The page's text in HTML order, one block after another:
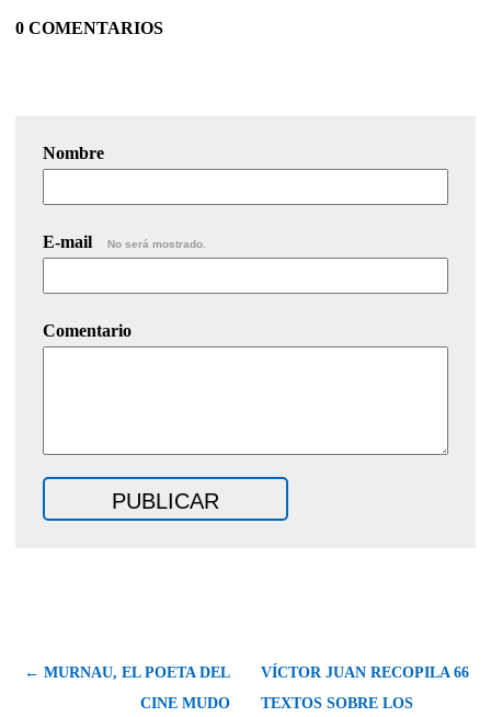
0 COMENTARIOS
Nombre
E-mail No será mostrado.
Comentario
← MURNAU, EL POETA DEL
CINE MUDO
VÍCTOR JUAN RECOPILA 66
TEXTOS SOBRE LOS